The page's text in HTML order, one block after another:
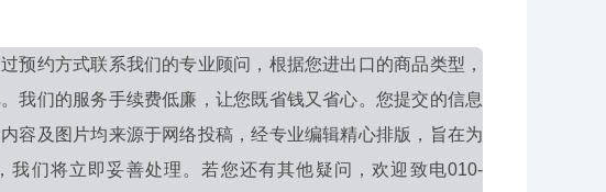
预约方式联系我们的专业顾问，根据您进出口的商品类型，
我们的服务手续费低廉，让您既省钱又省心。您提交的信息
容及图片均来源于网络投稿，经专业编辑精心排版，旨在为
们将立即妥善处理。若您还有其他疑问，欢迎致电010-